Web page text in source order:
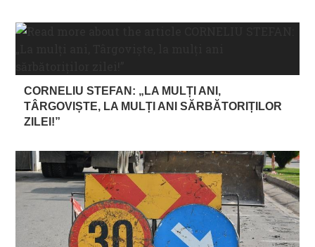
CORNELIU STEFAN: „LA MULȚI ANI,
TÂRGOVIȘTE, LA MULȚI ANI SĂRBĂTORIȚILOR
ZILEI!”